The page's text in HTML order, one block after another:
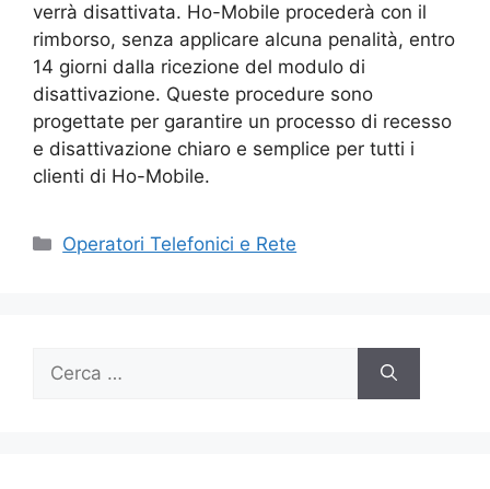
verrà disattivata. Ho-Mobile procederà con il
rimborso, senza applicare alcuna penalità, entro
14 giorni dalla ricezione del modulo di
disattivazione. Queste procedure sono
progettate per garantire un processo di recesso
e disattivazione chiaro e semplice per tutti i
clienti di Ho-Mobile.
Categorie
Operatori Telefonici e Rete
Ricerca